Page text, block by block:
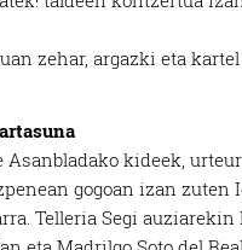
zehar, argazki eta
Asanbladako kideek,
gogoan izan zuten
Telleria Segi auziarekin